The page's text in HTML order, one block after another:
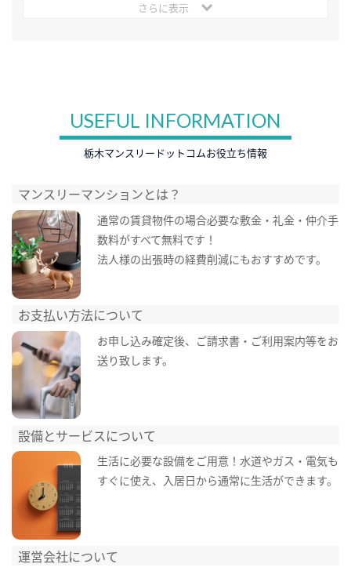
さらに表示
USEFUL INFORMATION
栃木マンスリードットコムお役立ち情報
マンスリーマンションとは？
通常の賃貸物件の場合必要な敷金・礼金・仲介手
数料がすべて無料です！
法人様の出張時の経費削減にもおすすめです。
お支払い方法について
お申し込み確定後、ご請求書・ご利用案内等をお
送り致します。
設備とサービスについて
生活に必要な設備をご用意！水道やガス・電気も
すぐに使え、入居日から通常に生活ができます。
運営会社について